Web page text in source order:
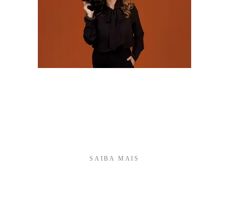
SAIBA MAIS